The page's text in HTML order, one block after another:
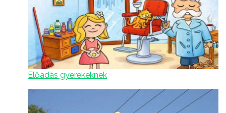
Előadás gyerekeknek